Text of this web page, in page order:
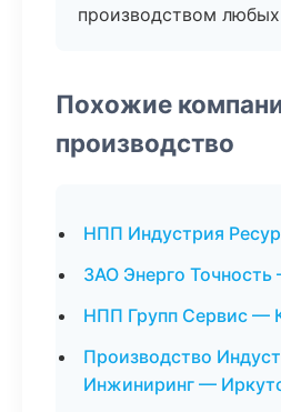
производством
Похожие
производство
НПП Индустрия
ЗАО Энерго
НПП Групп Сервис —
Производство
Инжиниринг —